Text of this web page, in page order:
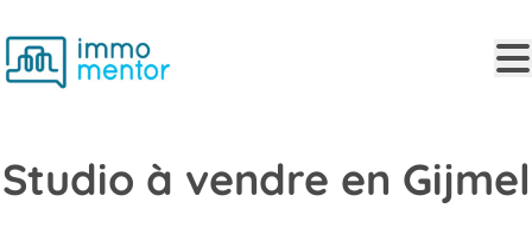
Studio à vendre en Gijmel